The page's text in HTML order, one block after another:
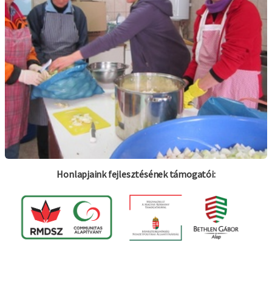
Honlapjaink fejlesztésének támogatói: